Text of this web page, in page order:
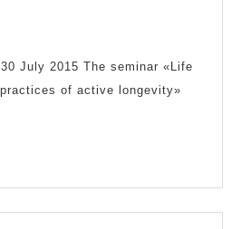
July 2015 The seminar «Life
of active longevity»